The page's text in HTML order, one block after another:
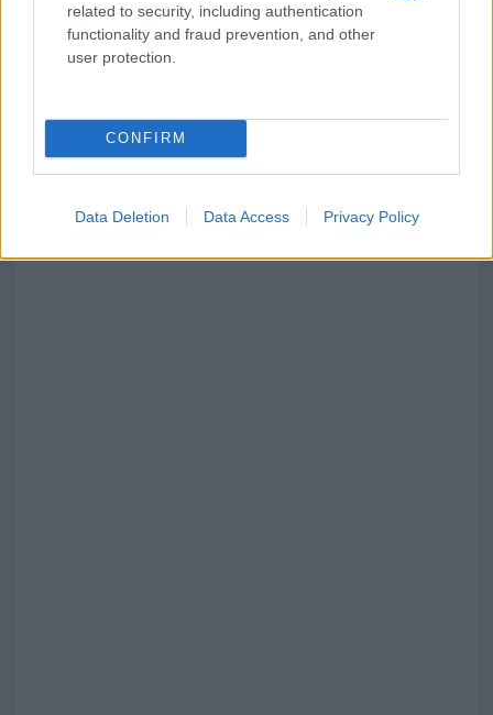
related to security, including authentication
functionality and fraud prevention, and other
user protection.
CONFIRM
Data Deletion Data Access Privacy Policy
Red Valley Festival, musica no-stop a Olbia fino
alle 5